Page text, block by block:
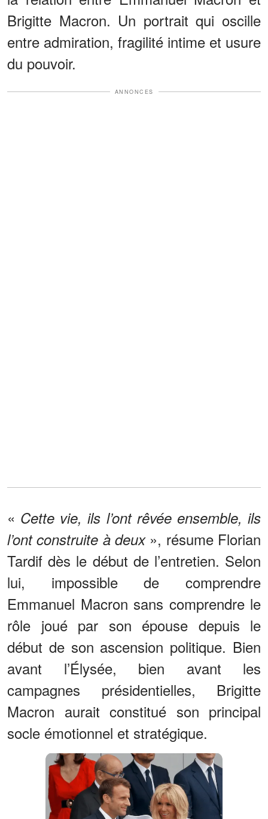
Brigitte Macron. Un portrait qui oscille
entre admiration, fragilité intime et usure
du pouvoir.
ANNONCES
« Cette vie, ils l’ont rêvée ensemble, ils
l’ont construite à deux», résume Florian
Tardif dès le début de l’entretien. Selon
lui, impossible de comprendre
Emmanuel Macron sans comprendre le
rôle joué par son épouse depuis le
début de son ascension politique. Bien
avant l’Élysée, bien avant les
campagnes présidentielles, Brigitte
Macron aurait constitué son principal
socle émotionnel et stratégique.